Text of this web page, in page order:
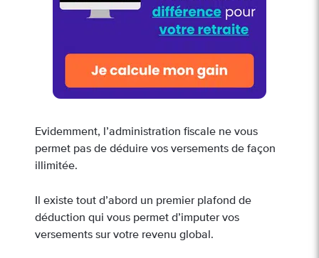
Evidemment, l’administration fiscale ne vous
permet pas de déduire vos versements de façon
illimitée.
Il existe tout d’abord un premier plafond de
déduction qui vous permet d’imputer vos
versements sur votre revenu global.